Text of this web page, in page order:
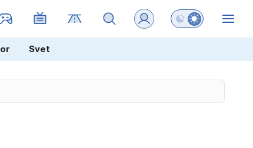
Preklopi barvni
Svet